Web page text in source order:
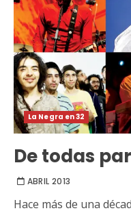
La Negra en 32
De todas
ABRIL 2013
Hace más de una